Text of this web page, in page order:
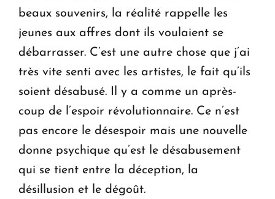
beaux souvenirs, la réalité rappelle les
jeunes aux affres dont ils voulaient se
débarrasser. C’est une autre chose que j’ai
très vite senti avec les artistes, le fait qu’ils
soient désabusé. Il y a comme un après-
coup de l’espoir révolutionnaire. Ce n’est
pas encore le désespoir mais une nouvelle
donne psychique qu’est le désabusement
qui se tient entre la déception, la
désillusion et le dégoût.